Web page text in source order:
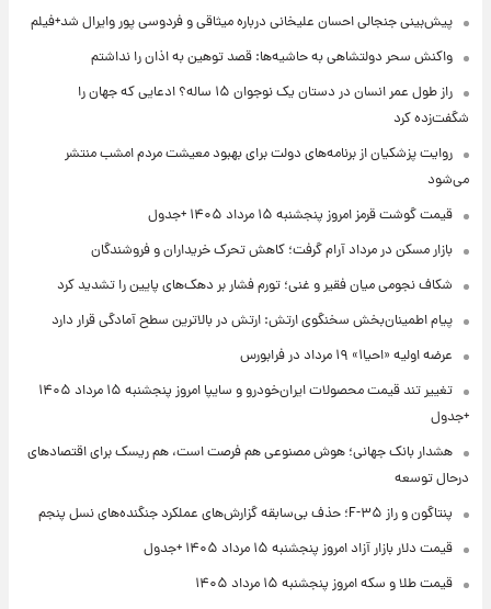
پیش‌بینی جنجالی احسان علیخانی درباره میثاقی و فردوسی پور وایرال شد+فیلم
واکنش سحر دولتشاهی به حاشیه‌ها: قصد توهین به اذان را نداشتم
راز طول عمر انسان در دستان یک نوجوان ۱۵ ساله؟ ادعایی که جهان را
شگفت‌زده کرد
روایت پزشکیان از برنامه‌های دولت برای بهبود معیشت مردم امشب منتشر
می‌شود
قیمت گوشت قرمز امروز پنجشنبه ۱۵ مرداد ۱۴۰۵ +جدول
بازار مسکن در مرداد آرام گرفت؛ کاهش تحرک خریداران و فروشندگان
شکاف نجومی میان فقیر و غنی؛ تورم فشار بر دهک‌های پایین را تشدید کرد
پیام اطمینان‌بخش سخنگوی ارتش: ارتش در بالاترین سطح آمادگی قرار دارد
عرضه اولیه «احیا۱» ۱۹ مرداد در فرابورس
تغییر تند قیمت محصولات ایران‌خودرو و سایپا امروز پنجشنبه ۱۵ مرداد ۱۴۰۵
+جدول
هشدار بانک جهانی؛ هوش مصنوعی هم فرصت است، هم ریسک برای اقتصادهای
درحال توسعه
پنتاگون و راز F-۳۵؛ حذف بی‌سابقه گزارش‌های عملکرد جنگنده‌های نسل پنجم
قیمت دلار بازار آزاد امروز پنجشنبه ۱۵ مرداد ۱۴۰۵ +جدول
قیمت طلا و سکه امروز پنجشنبه ۱۵ مرداد ۱۴۰۵